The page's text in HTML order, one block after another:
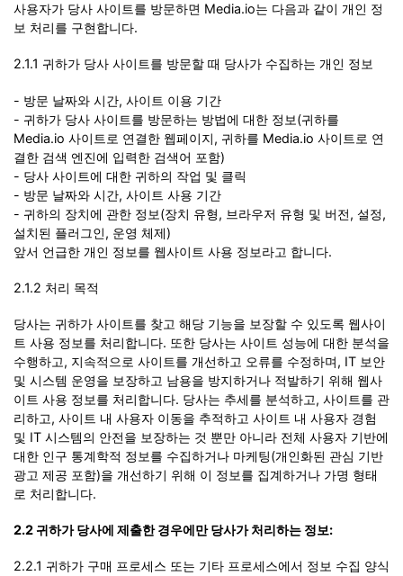
사용자가 당사 사이트를 방문하면 Media.io는 다음과 같이 개인 정
보 처리를 구현합니다.
2.1.1 귀하가 당사 사이트를 방문할 때 당사가 수집하는 개인 정보
- 방문 날짜와 시간, 사이트 이용 기간
- 귀하가 당사 사이트를 방문하는 방법에 대한 정보(귀하를
Media.io 사이트로 연결한 웹페이지, 귀하를 Media.io 사이트로 연
결한 검색 엔진에 입력한 검색어 포함)
- 당사 사이트에 대한 귀하의 작업 및 클릭
- 방문 날짜와 시간, 사이트 사용 기간
- 귀하의 장치에 관한 정보(장치 유형, 브라우저 유형 및 버전, 설정,
설치된 플러그인, 운영 체제)
앞서 언급한 개인 정보를 웹사이트 사용 정보라고 합니다.
2.1.2 처리 목적
당사는 귀하가 사이트를 찾고 해당 기능을 보장할 수 있도록 웹사이
트 사용 정보를 처리합니다. 또한 당사는 사이트 성능에 대한 분석을
수행하고, 지속적으로 사이트를 개선하고 오류를 수정하며, IT 보안
및 시스템 운영을 보장하고 남용을 방지하거나 적발하기 위해 웹사
이트 사용 정보를 처리합니다. 당사는 추세를 분석하고, 사이트를 관
리하고, 사이트 내 사용자 이동을 추적하고 사이트 내 사용자 경험
및 IT 시스템의 안전을 보장하는 것 뿐만 아니라 전체 사용자 기반에
대한 인구 통계학적 정보를 수집하거나 마케팅(개인화된 관심 기반
광고 제공 포함)을 개선하기 위해 이 정보를 집계하거나 가명 형태
로 처리합니다.
2.2 귀하가 당사에 제출한 경우에만 당사가 처리하는 정보:
2.2.1 귀하가 구매 프로세스 또는 기타 프로세스에서 정보 수집 양식